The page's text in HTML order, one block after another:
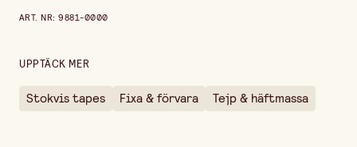
ART. NR:9881-0000
UPPTÄCK MER
Stokvis tapes Fixa & förvara Tejp & häftmassa